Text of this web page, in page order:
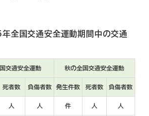
全国交通安全運動期間中の交通
交通安全運動 秋の全国交通安全運動
死者数 負傷者数 発生件数 死者数 負傷者数
人 人 件 人 人